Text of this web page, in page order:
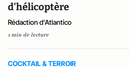
d'hélicoptère
Rédaction d'Atlantico
1 min de lecture
COCKTAIL & TERROIR